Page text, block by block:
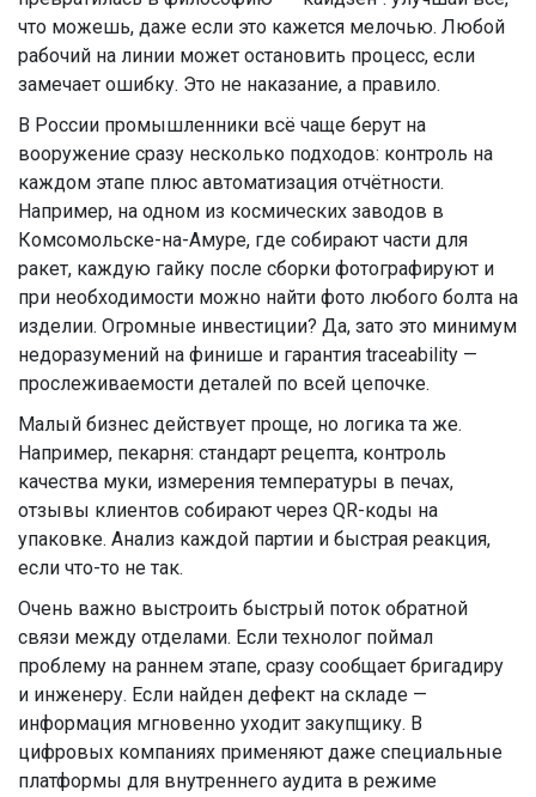
что можешь, даже если это кажется мелочью. Любой
рабочий на линии может остановить процесс, если
замечает ошибку. Это не наказание, а правило.
В России промышленники всё чаще берут на
вооружение сразу несколько подходов: контроль на
каждом этапе плюс автоматизация отчётности.
Например, на одном из космических заводов в
Комсомольске-на-Амуре, где собирают части для
ракет, каждую гайку после сборки фотографируют и
при необходимости можно найти фото любого болта на
изделии. Огромные инвестиции? Да, зато это минимум
недоразумений на финише и гарантия traceability —
прослеживаемости деталей по всей цепочке.
Малый бизнес действует проще, но логика та же.
Например, пекарня: стандарт рецепта, контроль
качества муки, измерения температуры в печах,
отзывы клиентов собирают через QR-коды на
упаковке. Анализ каждой партии и быстрая реакция,
если что-то не так.
Очень важно выстроить быстрый поток обратной
связи между отделами. Если технолог поймал
проблему на раннем этапе, сразу сообщает бригадиру
и инженеру. Если найден дефект на складе —
информация мгновенно уходит закупщику. В
цифровых компаниях применяют даже специальные
платформы для внутреннего аудита в режиме